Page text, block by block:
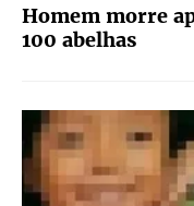
Homem morre
100 abelhas